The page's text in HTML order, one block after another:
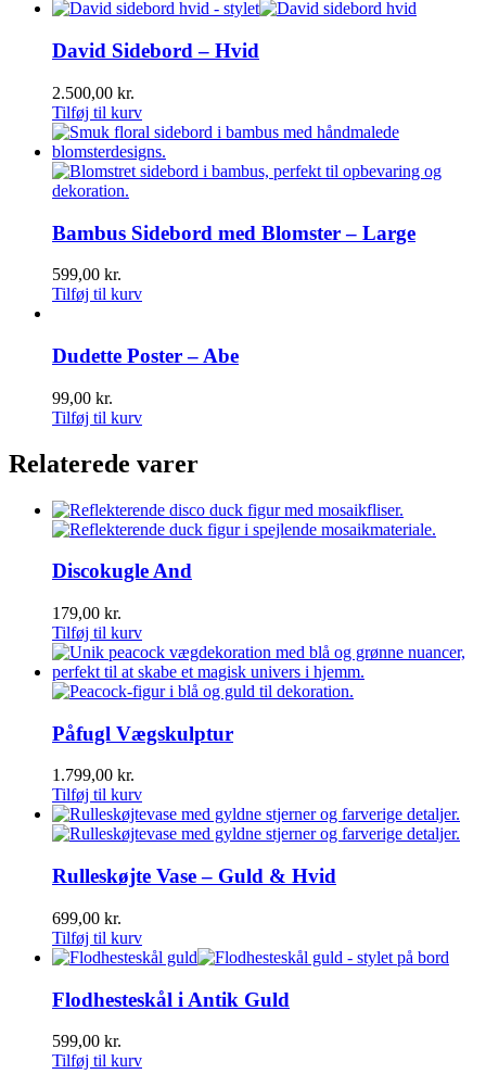
David Sidebord – Hvid
2.500,00 kr.
Tilføj til kurv
Bambus Sidebord med Blomster – Large
599,00 kr.
Tilføj til kurv
Dudette Poster – Abe
99,00 kr.
Tilføj til kurv
Relaterede varer
Discokugle And
179,00 kr.
Tilføj til kurv
Påfugl Vægskulptur
1.799,00 kr.
Tilføj til kurv
Rulleskøjte Vase – Guld & Hvid
699,00 kr.
Tilføj til kurv
Flodhesteskål i Antik Guld
599,00 kr.
Tilføj til kurv